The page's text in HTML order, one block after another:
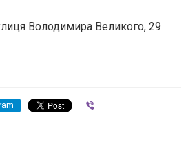
Володимира Великого, 29